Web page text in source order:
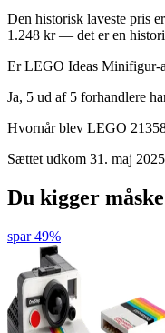
Den historisk laveste pris
1.248 kr — det er en
Er LEGO Ideas Minifigur-
Ja, 5 ud af 5 forhandlere
Hvornår blev LEGO
Sættet udkom 31. maj
Du kigger
spar 49%